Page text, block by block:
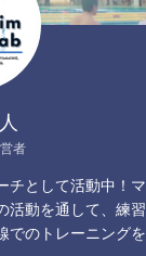
者
チとして活動中！マ
活動を通して、練習
でのトレーニングを